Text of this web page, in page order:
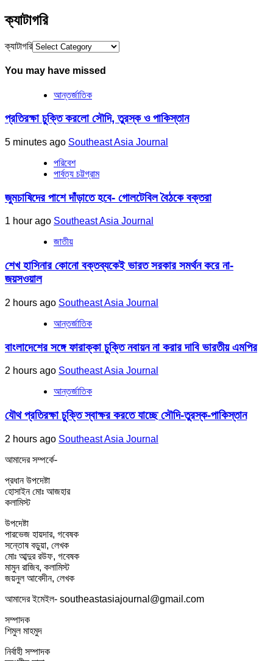
ক্যাটাগরি
ক্যাটাগরি
You may have missed
আন্তর্জাতিক
প্রতিরক্ষা চুক্তি করলো সৌদি, তুরস্ক ও পাকিস্তান
5 minutes ago Southeast Asia Journal
পরিবেশ
পার্বত্য চট্টগ্রাম
জুমচাষিদের পাশে দাঁড়াতে হবে- গোলটেবিল বৈঠকে বক্তরা
1 hour ago Southeast Asia Journal
জাতীয়
শেখ হাসিনার কোনো বক্তব্যকেই ভারত সরকার সমর্থন করে না-
জয়সওয়াল
2 hours ago Southeast Asia Journal
আন্তর্জাতিক
বাংলাদেশের সঙ্গে ফারাক্কা চুক্তি নবায়ন না করার দাবি ভারতীয় এমপির
2 hours ago Southeast Asia Journal
আন্তর্জাতিক
যৌথ প্রতিরক্ষা চুক্তি স্বাক্ষর করতে যাচ্ছে সৌদি-তুরস্ক-পাকিস্তান
2 hours ago Southeast Asia Journal
আমাদের সম্পর্কে-
প্রধান উপদেষ্টা
হোসাইন মোঃ আজহার
কলামিস্ট
উপদেষ্টা
পারভেজ হায়দার, গবেষক
সন্তোষ বড়ুয়া, লেখক
মোঃ আব্দুর রউফ, গবেষক
মামুন রাজিব, কলামিস্ট
জয়নুল আবেদীন, লেখক
আমাদের ইমেইল- southeastasiajournal@gmail.com
সম্পাদক
শিমুল মাহমুদ
নির্বাহী সম্পাদক